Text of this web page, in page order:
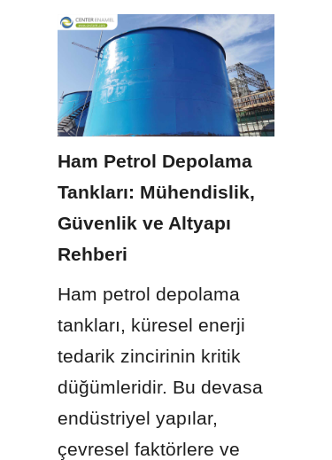
Ham Petrol Depolama
Tankları: Mühendislik,
Güvenlik ve Altyapı
Rehberi
Ham petrol depolama
tankları, küresel enerji
tedarik zincirinin kritik
düğümleridir. Bu devasa
endüstriyel yapılar,
çevresel faktörlere ve